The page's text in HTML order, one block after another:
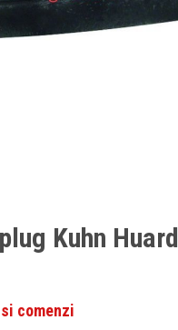
Kuhn Huard
comenzi